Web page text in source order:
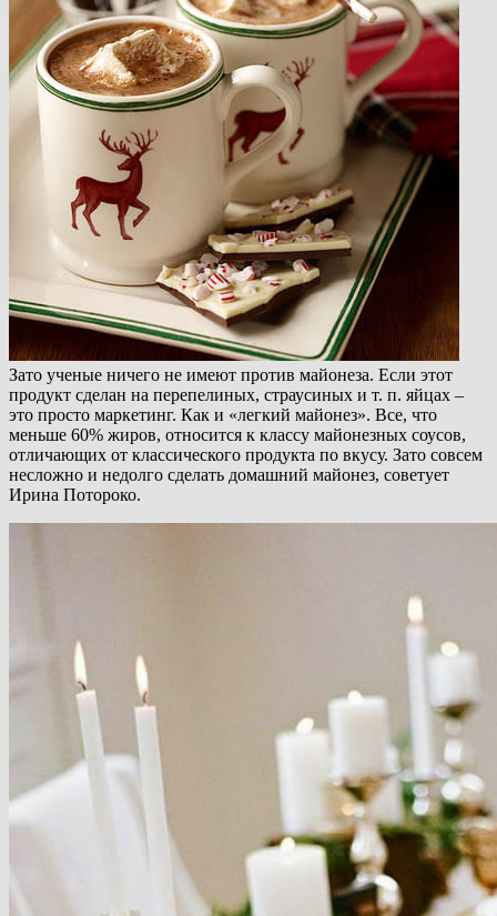
Зато ученые ничего не имеют против майонеза. Если этот
продукт сделан на перепелиных, страусиных и т. п. яйцах –
это просто маркетинг. Как и «легкий майонез». Все, что
меньше 60% жиров, относится к классу майонезных соусов,
отличающих от классического продукта по вкусу. Зато совсем
несложно и недолго сделать домашний майонез, советует
Ирина Потороко.